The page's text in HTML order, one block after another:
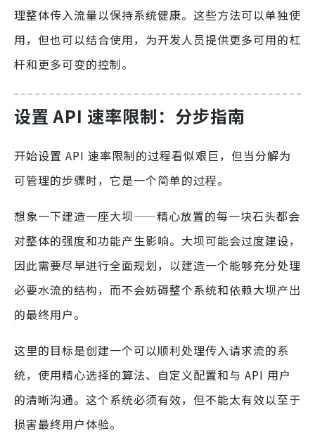
理整体传入流量以保持系统健康。这些方法可以单独使
用，但也可以结合使用，为开发人员提供更多可用的杠
杆和更多可变的控制。
设置 API 速率限制：分步指南
开始设置 API 速率限制的过程看似艰巨，但当分解为
可管理的步骤时，它是一个简单的过程。
想象一下建造一座大坝——精心放置的每一块石头都会
对整体的强度和功能产生影响。大坝可能会过度建设，
因此需要尽早进行全面规划，以建造一个能够充分处理
必要水流的结构，而不会妨碍整个系统和依赖大坝产出
的最终用户。
这里的目标是创建一个可以顺利处理传入请求流的系
统，使用精心选择的算法、自定义配置和与 API 用户
的清晰沟通。这个系统必须有效，但不能太有效以至于
损害最终用户体验。